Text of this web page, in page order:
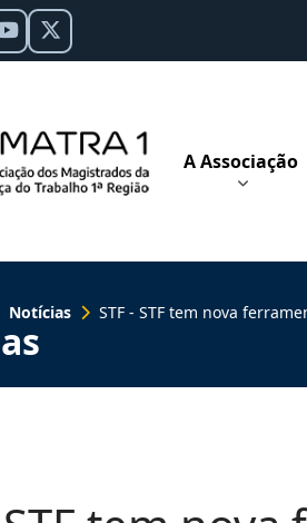
A Associação
Notícias STF - STF tem nova ferramenta com estatísticas da